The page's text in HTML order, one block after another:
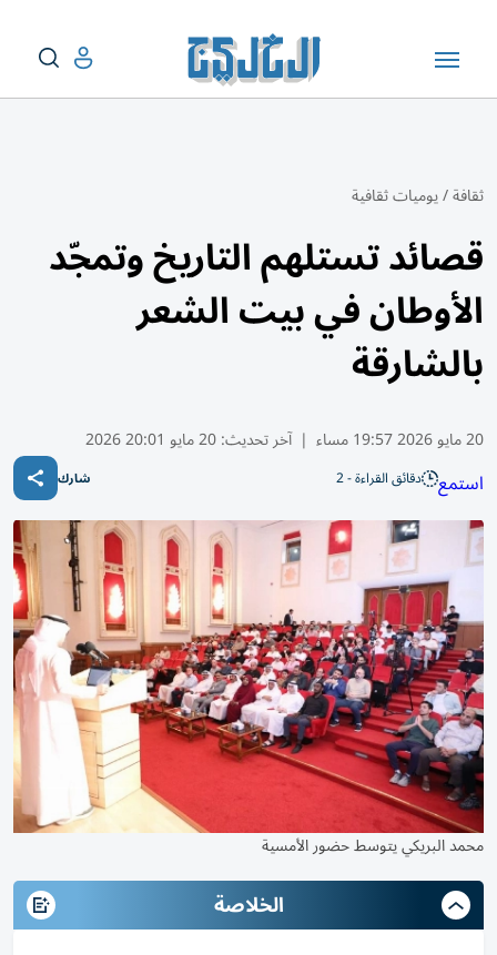
ثقافة/يوميات ثقافية
قصائد تستلهم التاريخ وتمجّد
الأوطان في بيت الشعر
بالشارقة
20 مايو 2026 19:57 مساء | آخر تحديث:20 مايو 20:01 2026
استمع دقائق القراءة - 2 شارك
محمد البريكي يتوسط حضور الأمسية
الخلاصة